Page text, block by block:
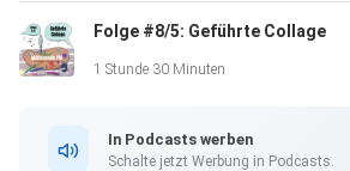
abonniere den Newsletter, dann
losgeht - und vieles mehr: https://
Folge #8/5: Geführte Collage
1 Stunde 30 Minuten
In Podcasts werben
Schalte jetzt Werbung in Podcasts.